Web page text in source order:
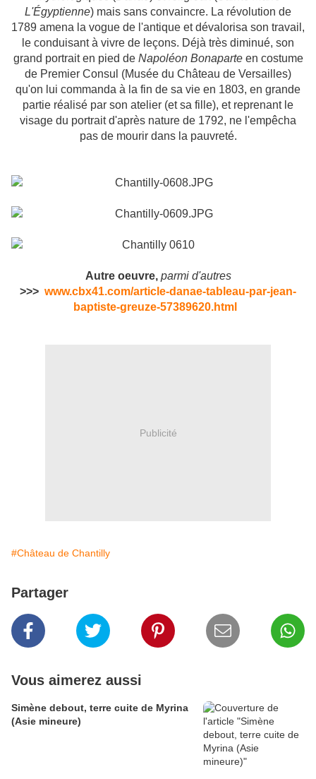
L'Égyptienne) mais sans convaincre. La révolution de
1789 amena la vogue de l'antique et dévalorisa son travail,
le conduisant à vivre de leçons. Déjà très diminué, son
grand portrait en pied de Napoléon Bonaparteen costume
de Premier Consul (Musée du Château de Versailles)
qu'on lui commanda à la fin de sa vie en 1803, en grande
partie réalisé par son atelier (et sa fille), et reprenant le
visage du portrait d'après nature de 1792, ne l'empêcha
pas de mourir dans la pauvreté.
Autre oeuvre, parmi d'autres
>>> www.cbx41.com/article-danae-tableau-par-jean-
baptiste-greuze-57389620.html
Publicité
#Château de Chantilly
Partager
Vous aimerez aussi
Simène debout, terre cuite de Myrina
(Asie mineure)